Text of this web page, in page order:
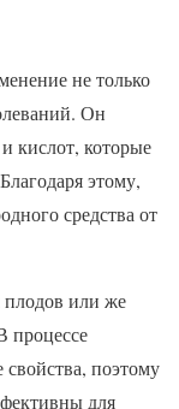
не только
Он
кислот, которые
этому,
средства от
плодов или же
процессе
поэтому
для